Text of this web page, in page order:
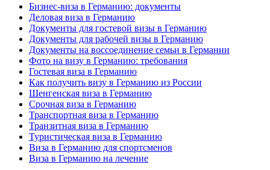
Бизнес-виза в Германию: документы
Деловая виза в Германию
Документы для гостевой визы в Германию
Документы для рабочей визы в Германию
Документы на воссоединение семьи в Германии
Фото на визу в Германию: требования
Гостевая виза в Германию
Как получить визу в Германию из России
Шенгенская виза в Германию
Срочная виза в Германию
Транспортная виза в Германию
Транзитная виза в Германию
Туристическая виза в Германию
Виза в Германию для спортсменов
Виза в Германию на лечение